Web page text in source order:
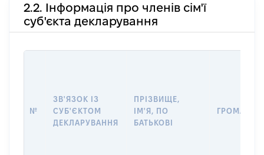
2.2. Інформація про членів сім'ї
суб'єкта декларування
№
ЗВ'ЯЗОК ІЗ
СУБ'ЄКТОМ
ДЕКЛАРУВАННЯ
ПРІЗВИЩЕ,
ІМ'Я, ПО
БАТЬКОВІ